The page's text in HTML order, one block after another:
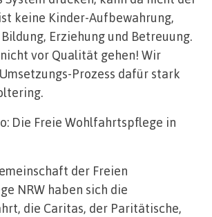
keine Kinder-Aufbewahrung,
Erziehung und Betreuung.
vor Qualität gehen! Wir
Prozess dafür stark
Die Freie Wohlfahrtspflege in
der Freien
NRW haben sich die
die Caritas, der Paritätische,